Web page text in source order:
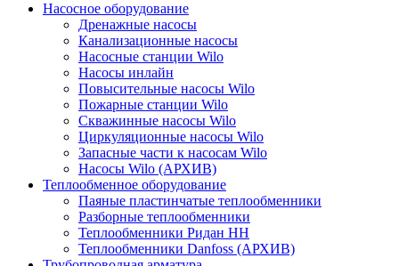
Насосное оборудование
Дренажные насосы
Канализационные насосы
Насосные станции Wilo
Насосы инлайн
Повысительные насосы Wilo
Пожарные станции Wilo
Скважинные насосы Wilo
Циркуляционные насосы Wilo
Запасные части к насосам Wilo
Насосы Wilo (АРХИВ)
Теплообменное оборудование
Паяные пластинчатые теплообменники
Разборные теплообменники
Теплообменники Ридан НН
Теплообменники Danfoss (АРХИВ)